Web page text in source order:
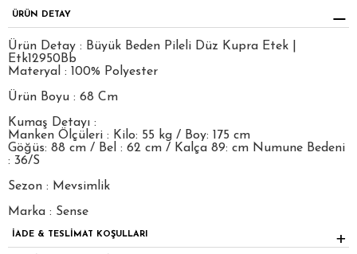
ÜRÜN DETAY
Ürün Detay : Büyük Beden Pileli Düz Kupra Etek |
Etk12950Bb
Materyal : 100% Polyester
Ürün Boyu : 68 Cm
Kumaş Detayı :
Manken Ölçüleri : Kilo: 55 kg / Boy: 175 cm
Göğüs: 88 cm / Bel : 62 cm / Kalça 89: cm Numune Bedeni
: 36/S
Sezon : Mevsimlik
Marka : Sense
İADE & TESLİMAT KOŞULLARI